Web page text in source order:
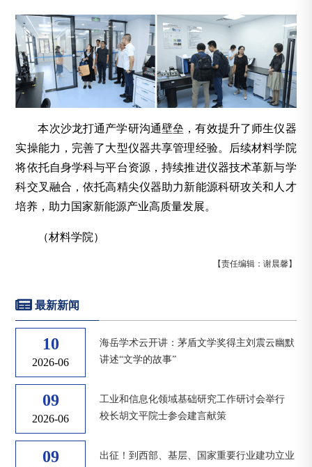
本次沙龙打通产学研沟通壁垒，有效提升了师生仪器
实操能力，完善了大型仪器共享管理经验。后续材料学院
将依托自身学科与平台资源，持续推进仪器技术革新与学
科交叉融合，依托高精尖仪器助力新能源科研攻关和人才
培养，助力国家新能源产业高质量发展。
（材料学院）
【责任编辑：谢晨馨】
最新新闻
10
2026-06
海岳学术云开讲：茅盾文学奖得主刘震云幽默
讲述“文学的故事”
09
2026-06
工业和信息化领域基础研究工作研讨会举行
校长胡文平院士参会建言献策
09 出征！到西部、基层、国家重要行业建功立业